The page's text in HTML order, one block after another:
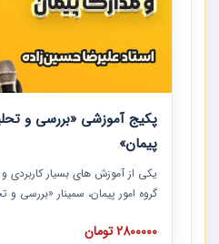
پکیج آموزشی «بررسی و
پیمان»
یکی از آموزش‏‏‏‏‏‏ های بسیار کاربردی
گروه امور پیمان، سمینار «بررسی و
است که در دانشگاه صنعتی شریف
نکات کلیدی مربوط به اسناد و
2800000 تومان